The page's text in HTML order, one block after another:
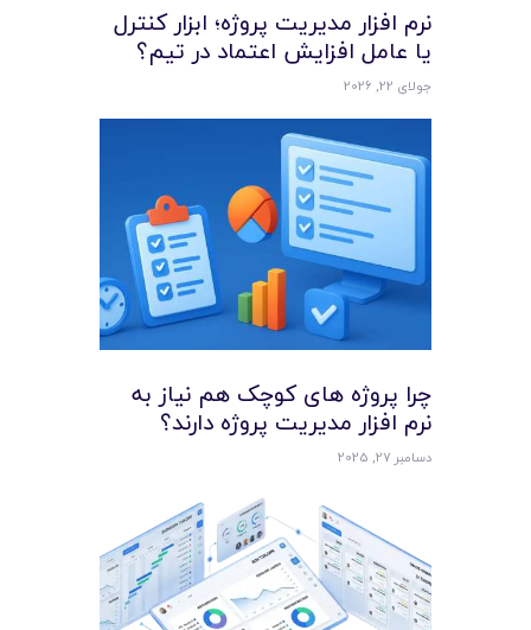
نرم افزار مدیریت پروژه؛ ابزار کنترل
یا عامل افزایش اعتماد در تیم؟
جولای 22, 2026
چرا پروژه‌ های کوچک هم نیاز به
نرم‌ افزار مدیریت پروژه دارند؟
دسامبر 27, 2025